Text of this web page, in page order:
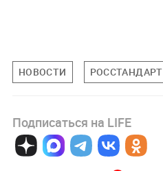
НОВОСТИ РОССТАНДАРТ
Подписаться на LIFE